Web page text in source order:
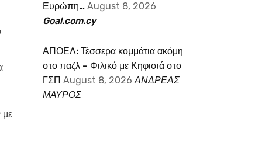
με
Ευρώπη… August 8, 2026
Goal.com.cy
ΑΠΟΕΛ: Τέσσερα κομμάτια ακόμη
στο παζλ – Φιλικό με Κηφισιά στο
ΓΣΠ August 8, 2026 ΑΝΔΡΕΑΣ
ΜΑΥΡΟΣ